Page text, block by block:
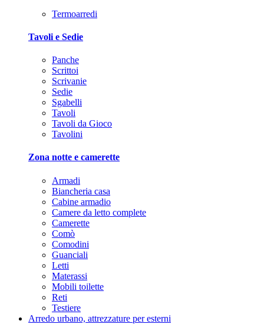
Termoarredi
Tavoli e Sedie
Panche
Scrittoi
Scrivanie
Sedie
Sgabelli
Tavoli
Tavoli da Gioco
Tavolini
Zona notte e camerette
Armadi
Biancheria casa
Cabine armadio
Camere da letto complete
Camerette
Comò
Comodini
Guanciali
Letti
Materassi
Mobili toilette
Reti
Testiere
Arredo urbano, attrezzature per esterni